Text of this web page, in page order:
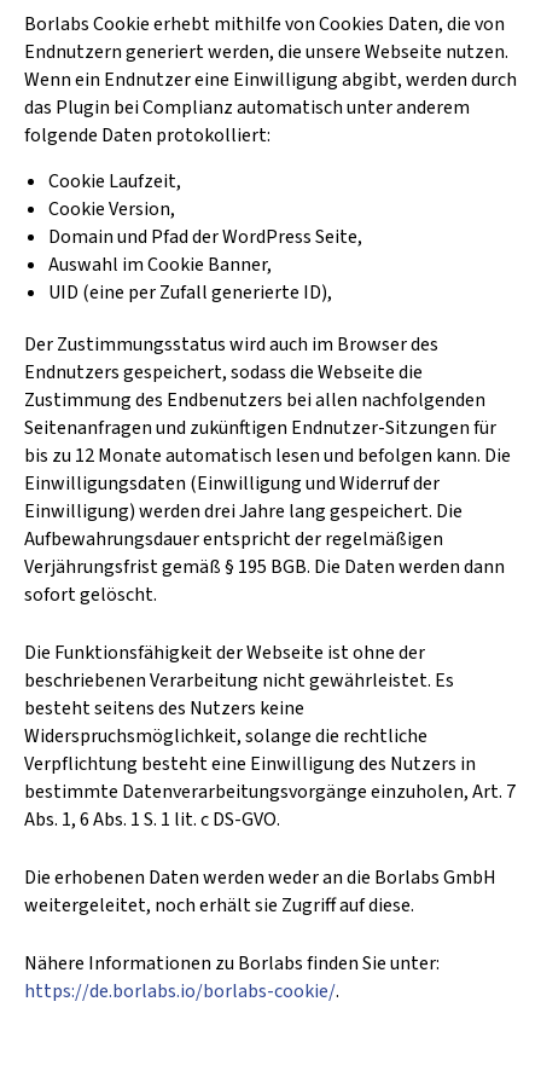
Borlabs Cookie erhebt mithilfe von Cookies Daten, die von
Endnutzern generiert werden, die unsere Webseite nutzen.
Wenn ein Endnutzer eine Einwilligung abgibt, werden durch
das Plugin bei Complianz automatisch unter anderem
folgende Daten protokolliert:
Cookie Laufzeit,
Cookie Version,
Domain und Pfad der WordPress Seite,
Auswahl im Cookie Banner,
UID (eine per Zufall generierte ID),
Der Zustimmungsstatus wird auch im Browser des
Endnutzers gespeichert, sodass die Webseite die
Zustimmung des Endbenutzers bei allen nachfolgenden
Seitenanfragen und zukünftigen Endnutzer-Sitzungen für
bis zu 12 Monate automatisch lesen und befolgen kann. Die
Einwilligungsdaten (Einwilligung und Widerruf der
Einwilligung) werden drei Jahre lang gespeichert. Die
Aufbewahrungsdauer entspricht der regelmäßigen
Verjährungsfrist gemäß § 195 BGB. Die Daten werden dann
sofort gelöscht.
Die Funktionsfähigkeit der Webseite ist ohne der
beschriebenen Verarbeitung nicht gewährleistet. Es
besteht seitens des Nutzers keine
Widerspruchsmöglichkeit, solange die rechtliche
Verpflichtung besteht eine Einwilligung des Nutzers in
bestimmte Datenverarbeitungsvorgänge einzuholen, Art. 7
Abs. 1, 6 Abs. 1 S. 1 lit. c DS-GVO.
Die erhobenen Daten werden weder an die Borlabs GmbH
weitergeleitet, noch erhält sie Zugriff auf diese.
Nähere Informationen zu Borlabs finden Sie unter:
https://de.borlabs.io/borlabs-cookie/.